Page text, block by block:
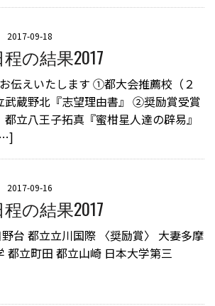
2017-09-18
の結果2017
伝えいたします ①都大会推薦校（２
武蔵野北『志望理由書』 ②奨励賞受賞
立八王子拓真『蜜柑星人達の辟易』
2017-09-16
の結果2017
台 都立立川国際 〈奨励賞〉 大妻多摩
都立町田 都立山崎 日本大学第三